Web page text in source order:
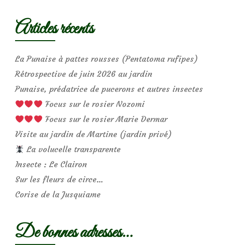
Articles récents
La Punaise à pattes rousses (Pentatoma rufipes)
Rétrospective de juin 2026 au jardin
Punaise, prédatrice de pucerons et autres insectes
Focus sur le rosier Nozomi
Focus sur le rosier Marie Dermar
Visite au jardin de Martine (jardin privé)
La volucelle transparente
Insecte : Le Clairon
Sur les fleurs de circe…
Corise de la Jusquiame
De bonnes adresses…